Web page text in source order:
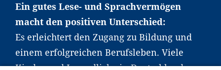
Ein gutes Lese- und Sprachvermögen
macht den positiven Unterschied:
Es erleichtert den Zugang zu Bildung und
einem erfolgreichen Berufsleben. Viele
Kinder und Jugendliche in Deutschland